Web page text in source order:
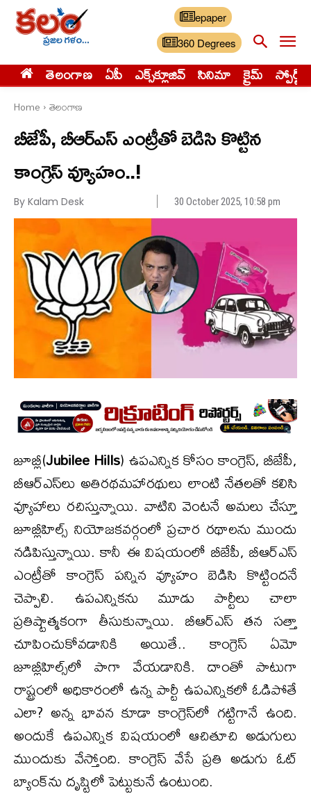
epaper
360 Degrees
తెలంగాణ ఏపీ ఎక్స్‌క్లూజివ్‌ సినిమా క్రైమ్ స్పోర్ట్స్
Home తెలంగాణ
బీజేపీ, బీఆర్ఎస్ ఎంట్రీతో బెడిసి కొట్టిన
కాంగ్రెస్ వ్యూహం..!
By Kalam Desk 30 October 2025, 10:58 pm
జూబ్లీ(Jubilee Hills) ఉపఎన్నిక కోసం కాంగ్రెస్, బీజేపీ,
బీఆర్ఎస్‌లు అతిరథమహారథులు లాంటి నేతలతో కలిసి
వ్యూహాలు రచిస్తున్నాయి. వాటిని వెంటనే అమలు చేస్తూ
జూబ్లీహిల్స్ నియోజకవర్గంలో ప్రచార రథాలను ముందు
నడిపిస్తున్నాయి. కానీ ఈ విషయంలో బీజేపీ, బీఆర్ఎస్
ఎంట్రీతో కాంగ్రెస్ పన్నిన వ్యూహం బెడిసి కొట్టిందనే
చెప్పాలి. ఉపఎన్నికను మూడు పార్టీలు చాలా
ప్రతిష్టాత్మకంగా తీసుకున్నాయి. బీఆర్ఎస్ తన సత్తా
చూపించుకోవడానికి అయితే.. కాంగ్రెస్ ఏమో
జూబ్లీహిల్స్‌లో పాగా వేయడానికి. దాంతో పాటుగా
రాష్ట్రంలో అధికారంలో ఉన్న పార్టీ ఉపఎన్నికలో ఓడిపోతే
ఎలా? అన్న భావన కూడా కాంగ్రెస్‌లో గట్టిగానే ఉంది.
అందుకే ఉపఎన్నిక విషయంలో ఆచితూచి అడుగులు
ముందుకు వేస్తోంది. కాంగ్రెస్ వేసే ప్రతి అడుగు ఓట్
బ్యాంక్‌ను దృష్టిలో పెట్టుకునే ఉంటుంది.